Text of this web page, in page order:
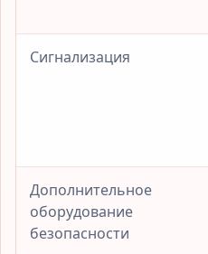
Сигнализация
Дополнительное
оборудование
безопасности